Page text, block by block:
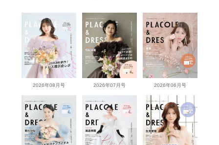
2026年08月号 2026年07月号 2026年06月号